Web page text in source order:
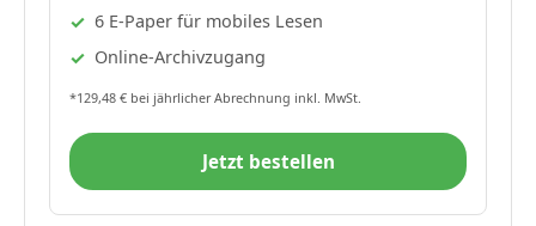
6 E-Paper für mobiles Lesen
Online-Archivzugang
*129,48 € bei jährlicher Abrechnung inkl. MwSt.
Jetzt bestellen